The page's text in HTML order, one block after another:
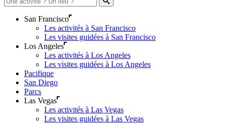
San Francisco
Les activités à San Francisco
Les visites guidées à San Francisco
Los Angeles
Les activités à Los Angeles
Les visites guidées à Los Angeles
Pacifique
San Diego
Parcs
Las Vegas
Les activités à Las Vegas
Les visites guidées à Las Vegas